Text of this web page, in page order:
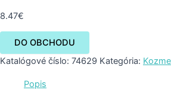
8.47€
DO OBCHODU
Katalógové číslo: 74629 Kategória:
Popis